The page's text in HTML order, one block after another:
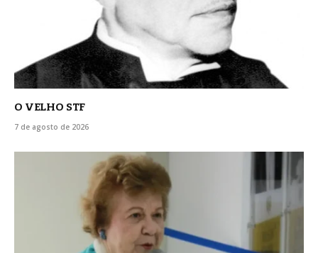
O VELHO STF
7 de agosto de 2026